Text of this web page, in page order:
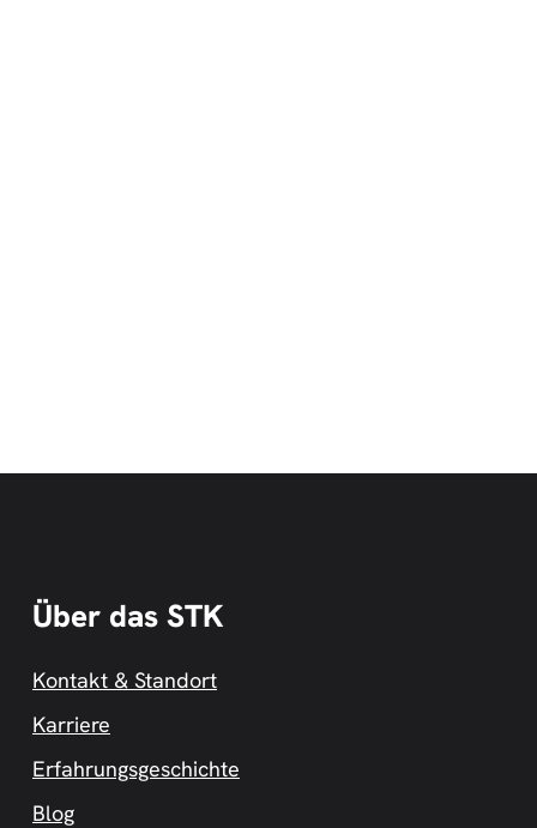
Über das STK
Kontakt & Standort
Karriere
Erfahrungsgeschichte
Blog